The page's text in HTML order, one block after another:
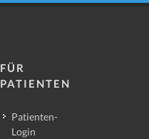
FÜR
PATIENTEN
Patienten-
Login